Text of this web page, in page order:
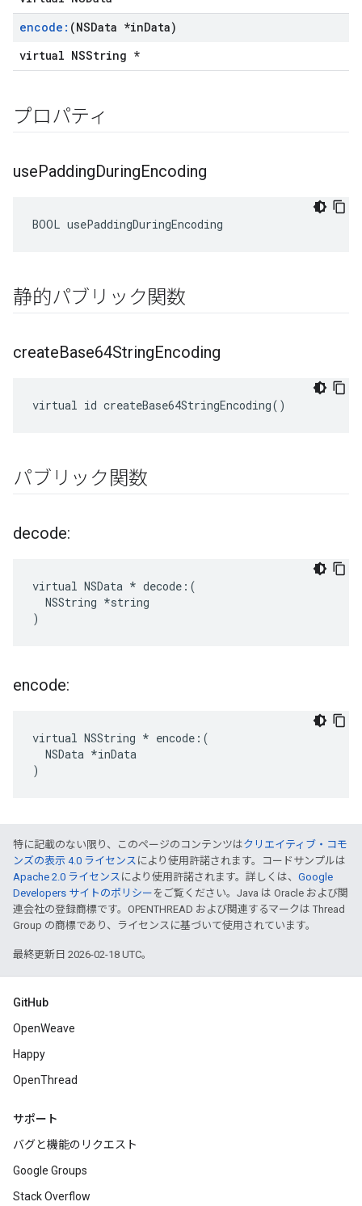
encode: (NSData *inData)
virtual NSString *
プロパティ
usePaddingDuringEncoding
BOOL usePaddingDuringEncoding
静的パブリック関数
createBase64StringEncoding
virtual id createBase64StringEncoding()
パブリック関数
decode:
virtual NSData * decode:(
  NSString *string
)
encode:
virtual NSString * encode:(
  NSData *inData
)
特に記載のない限り、このページのコンテンツはクリエイティブ・コモ
ンズの表示 4.0 ライセンス により使用許諾されます。コードサンプルは
Apache 2.0 ライセンス により使用許諾されます。詳しくは、 Google
Developers サイトのポリシー をご覧ください。Java は Oracle および関
連会社の登録商標です。OPENTHREAD および関連するマークは Thread
Group の商標であり、ライセンスに基づいて使用されています。
最終更新日 2026-02-18 UTC。
GitHub
OpenWeave
Happy
OpenThread
サポート
バグと機能のリクエスト
Google Groups
Stack Overflow